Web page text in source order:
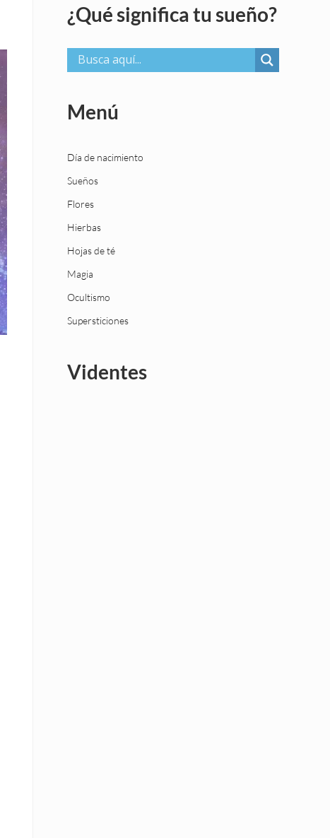
¿Qué significa tu sueño?
Menú
Día de nacimiento
Sueños
Flores
Hierbas
Hojas de té
Magia
Ocultismo
Supersticiones
Videntes